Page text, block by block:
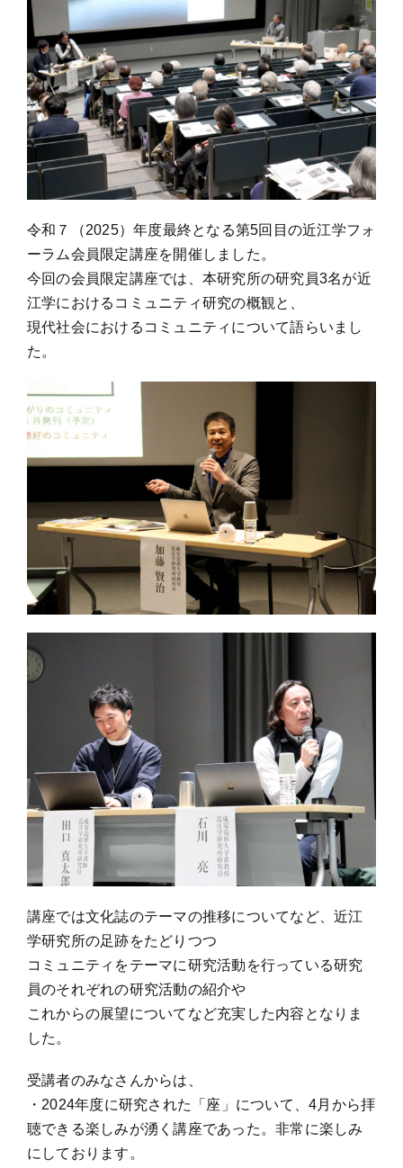
令和７（2025）年度最終となる第5回目の近江学フォ
ーラム会員限定講座を開催しました。
今回の会員限定講座では、本研究所の研究員3名が近
江学におけるコミュニティ研究の概観と、
現代社会におけるコミュニティについて語らいまし
た。
講座では文化誌のテーマの推移についてなど、近江
学研究所の足跡をたどりつつ
コミュニティをテーマに研究活動を行っている研究
員のそれぞれの研究活動の紹介や
これからの展望についてなど充実した内容となりま
した。
受講者のみなさんからは、
・2024年度に研究された「座」について、4月から拝
聴できる楽しみが湧く講座であった。非常に楽しみ
にしております。